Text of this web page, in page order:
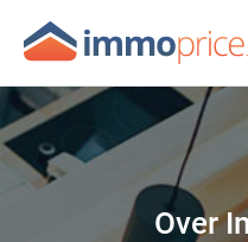
Over